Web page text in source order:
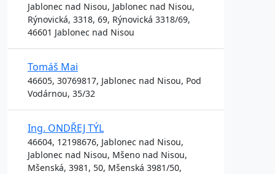
Jablonec nad Nisou, Jablonec nad Nisou,
Rýnovická, 3318, 69, Rýnovická 3318/69,
46601 Jablonec nad Nisou
Tomáš Mai
46605, 30769817, Jablonec nad Nisou, Pod
Vodárnou, 35/32
Ing. ONDŘEJ TÝL
46604, 12198676, Jablonec nad Nisou,
Jablonec nad Nisou, Mšeno nad Nisou,
Mšenská, 3981, 50, Mšenská 3981/50,